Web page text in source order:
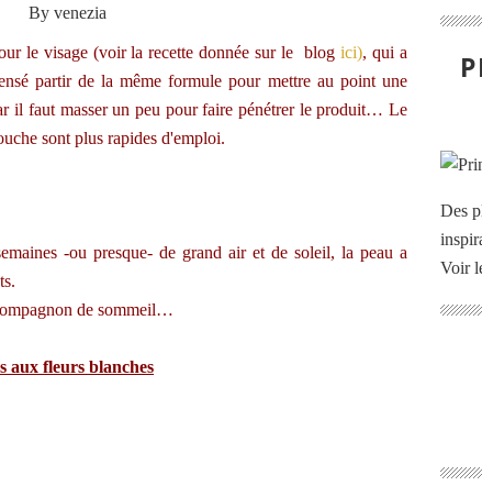
By venezia
le visage (voir la recette donnée sur le blog ici), qui a
partir de la même formule pour mettre au point une
il faut masser un peu pour faire pénétrer le produit… Le
sont plus rapides d'emploi.
-ou presque- de grand air et de soleil, la peau a
de sommeil…
aux fleurs blanches
Des
Voir